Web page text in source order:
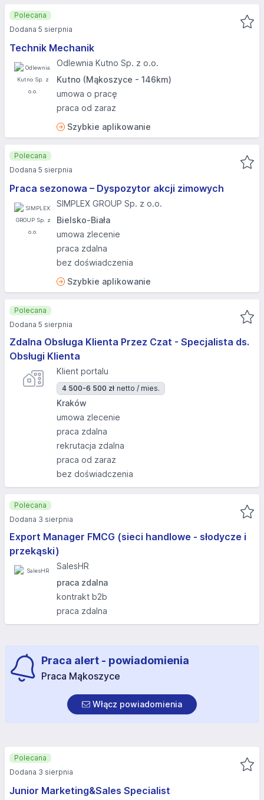
Technik Mechanik
Odlewnia Kutno Sp. z o.o.
Kutno (Mąkoszyce - 146km)
umowa o pracę
praca od zaraz
Szybkie aplikowanie
Polecana
Dodana 5 sierpnia
Praca sezonowa – Dyspozytor akcji zimowych
SIMPLEX GROUP Sp. z o.o.
Bielsko-Biała
umowa zlecenie
praca zdalna
bez doświadczenia
Szybkie aplikowanie
Polecana
Dodana 5 sierpnia
Zdalna Obsługa Klienta Przez Czat - Specjalista ds.
Obsługi Klienta
Klient portalu
4 500-6 500 zł netto / mies.
Kraków
umowa zlecenie
praca zdalna
rekrutacja zdalna
praca od zaraz
bez doświadczenia
Polecana
Dodana 5 sierpnia
Export Manager FMCG (sieci handlowe - słodycze i
przekąski)
SalesHR
praca zdalna
kontrakt b2b
praca zdalna
Polecana
Dodana 3 sierpnia
Praca alert - powiadomienia
Praca Mąkoszyce
Włącz powiadomienia
Junior Marketing&Sales Specialist
Polecana
Dodana 3 sierpnia